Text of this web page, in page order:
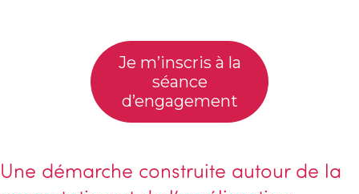
Je m’inscris à la
séance
d’engagement
Une démarche construite autour de la